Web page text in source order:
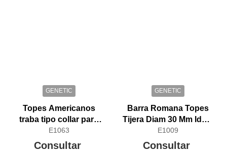
GENETIC
Topes Americanos
traba tipo collar para
barra ol�mpica
E1063
Consultar
GENETIC
Barra Romana Topes
Tijera Diam 30 Mm Ideal
Triceps
E1009
Consultar